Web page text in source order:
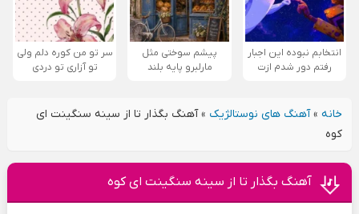
انتخابم نبوده این اجبار
رفتم دور شدم ازت
پیشم سوختی مثل
مارلبرو پایه بلند
سر تو من کوره دلم ولی
تو آزاری تو دردی
خانه»آهنگ های نوستالژیک »آهنگ بگذار تا از سینه سنگینت ای
کوه
آهنگ بگذار تا از سینه سنگینت ای کوه